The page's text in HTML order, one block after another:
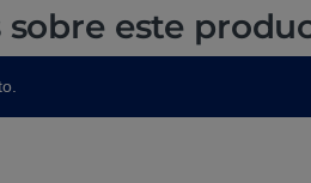
sobre este